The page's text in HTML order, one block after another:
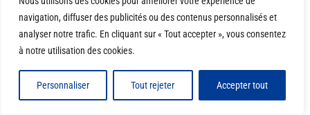
navigation, diffuser des publicités ou des contenus personnalisés et
analyser notre trafic. En cliquant sur « Tout accepter », vous consentez
à notre utilisation des cookies.
Personnaliser Tout rejeter Accepter tout